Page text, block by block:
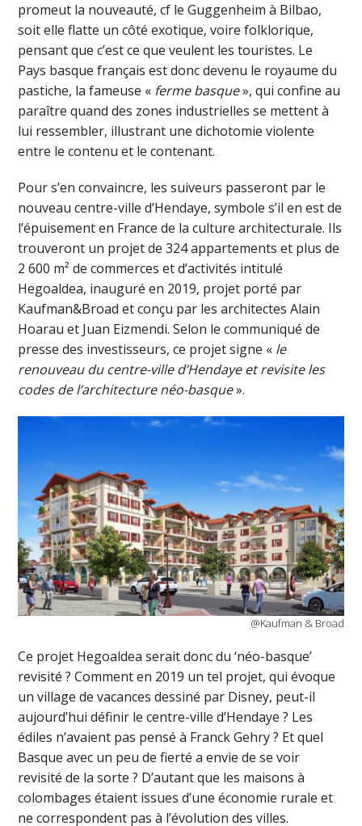
promeut la nouveauté, cf le Guggenheim à Bilbao,
soit elle flatte un côté exotique, voire folklorique,
pensant que c’est ce que veulent les touristes. Le
Pays basque français est donc devenu le royaume du
pastiche, la fameuse « ferme basque», qui confine au
paraître quand des zones industrielles se mettent à
lui ressembler, illustrant une dichotomie violente
entre le contenu et le contenant.
Pour s’en convaincre, les suiveurs passeront par le
nouveau centre-ville d’Hendaye, symbole s’il en est de
l’épuisement en France de la culture architecturale. Ils
trouveront un projet de 324 appartements et plus de
2 600 m² de commerces et d’activités intitulé
Hegoaldea, inauguré en 2019, projet porté par
Kaufman&Broad et conçu par les architectes Alain
Hoarau et Juan Eizmendi. Selon le communiqué de
presse des investisseurs, ce projet signe « le
renouveau du centre-ville d’Hendaye et revisite les
codes de l’architecture néo-basque».
@Kaufman & Broad
Ce projet Hegoaldea serait donc du ‘néo-basque’
revisité ? Comment en 2019 un tel projet, qui évoque
un village de vacances dessiné par Disney, peut-il
aujourd’hui définir le centre-ville d’Hendaye ? Les
édiles n’avaient pas pensé à Franck Gehry ? Et quel
Basque avec un peu de fierté a envie de se voir
revisité de la sorte ? D’autant que les maisons à
colombages étaient issues d’une économie rurale et
ne correspondent pas à l’évolution des villes.